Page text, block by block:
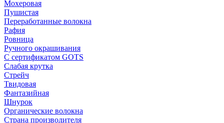
Мохеровая
Пушистая
Переработанные волокна
Рафия
Ровница
Ручного окрашивания
С сертификатом GOTS
Слабая крутка
Стрейч
Твидовая
Фантазийная
Шнурок
Органические волокна
Страна производителя